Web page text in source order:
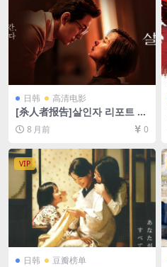
日韩 高清电影
[杀人者报告]살인자 리포트 (2
025)[百度网盘+夸克网盘1080
P超清未删减资源][网盘在线播
放/下载][MP4/2.6GB][中文字
幕]
8 月前 0
VIP
日韩 豆瓣榜单